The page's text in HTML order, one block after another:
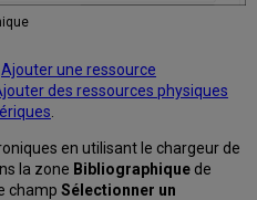
Ajouter une ressource
des ressources physiques
en utilisant le chargeur de
la zone Bibliographiquede
champ Sélectionner un